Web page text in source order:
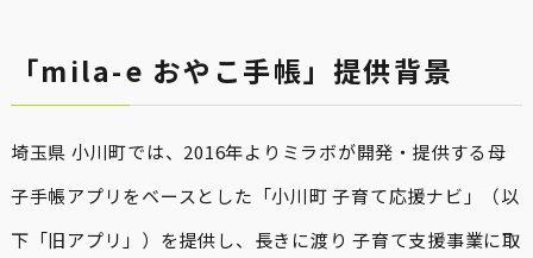
「mila-e おやこ手帳」提供背景
埼玉県 小川町では、2016年よりミラボが開発・提供する母
子手帳アプリをベースとした「小川町 子育て応援ナビ」（以
下「旧アプリ」）を提供し、長きに渡り 子育て支援事業に取